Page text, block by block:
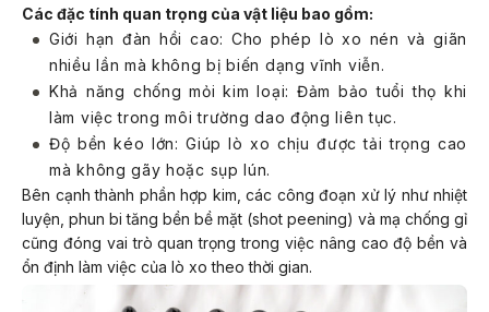
Các đặc tính quan trọng của vật liệu bao gồm:
Giới hạn đàn hồi cao: Cho phép lò xo nén và giãn
nhiều lần mà không bị biến dạng vĩnh viễn.
Khả năng chống mỏi kim loại: Đảm bảo tuổi thọ khi
làm việc trong môi trường dao động liên tục.
Độ bền kéo lớn: Giúp lò xo chịu được tải trọng cao
mà không gãy hoặc sụp lún.
Bên cạnh thành phần hợp kim, các công đoạn xử lý như nhiệt
luyện, phun bi tăng bền bề mặt (shot peening) và mạ chống gỉ
cũng đóng vai trò quan trọng trong việc nâng cao độ bền và
ổn định làm việc của lò xo theo thời gian.